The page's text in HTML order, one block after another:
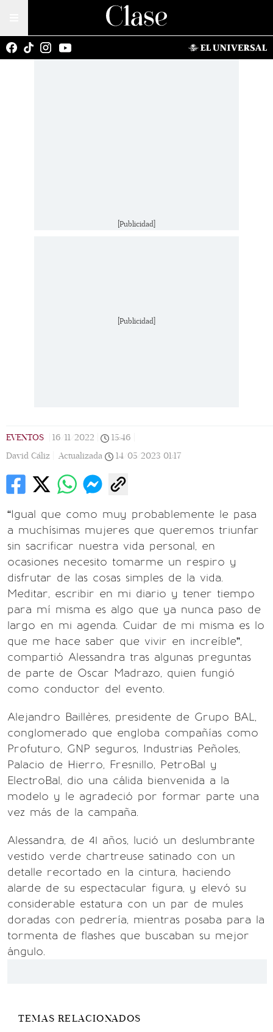
[Publicidad]
[Publicidad]
EVENTOS 16/11/2022 15:46
David Cáliz |
Actualizada 14/05/2023 01:17
“Igual que como muy probablemente le pasa
a muchísimas mujeres que queremos triunfar
sin sacrificar nuestra vida personal, en
ocasiones necesito tomarme un respiro y
disfrutar de las cosas simples de la vida.
Meditar, escribir en mi diario y tener tiempo
para mí misma es algo que ya nunca paso de
largo en mi agenda. Cuidar de mi misma es lo
que me hace saber que vivir en increíble”,
compartió Alessandra tras algunas preguntas
de parte de Oscar Madrazo, quien fungió
como conductor del evento.
Alejandro Baillères, presidente de Grupo BAL,
conglomerado que engloba compañías como
Profuturo, GNP seguros, Industrias Peñoles,
Palacio de Hierro, Fresnillo, PetroBal y
ElectroBal, dio una cálida bienvenida a la
modelo y le agradeció por formar parte una
vez más de la campaña.
Alessandra, de 41 años, lució un deslumbrante
vestido verde chartreuse satinado con un
detalle recortado en la cintura, haciendo
alarde de su espectacular figura, y elevó su
considerable estatura con un par de mules
doradas con pedrería, mientras posaba para la
tormenta de flashes que buscaban su mejor
ángulo.
TEMAS RELACIONADOS